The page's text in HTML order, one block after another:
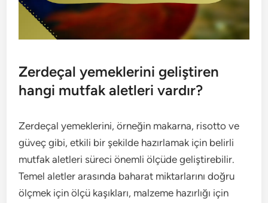
Zerdeçal yemeklerini geliştiren
hangi mutfak aletleri vardır?
Zerdeçal yemeklerini, örneğin makarna, risotto ve
güveç gibi, etkili bir şekilde hazırlamak için belirli
mutfak aletleri süreci önemli ölçüde geliştirebilir.
Temel aletler arasında baharat miktarlarını doğru
ölçmek için ölçü kaşıkları, malzeme hazırlığı için